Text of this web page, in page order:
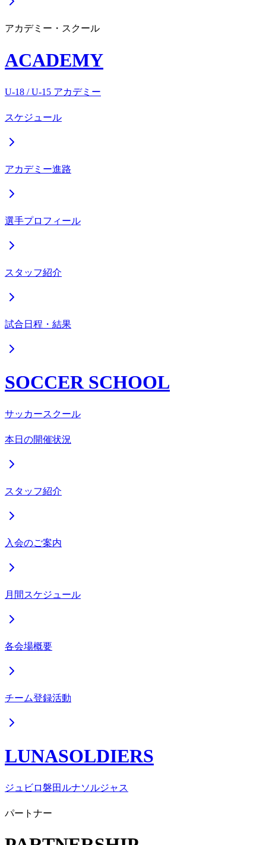
アカデミー・スクール
ACADEMY
U-18 / U-15 アカデミー
スケジュール
アカデミー進路
選手プロフィール
スタッフ紹介
試合日程・結果
SOCCER SCHOOL
サッカースクール
本日の開催状況
スタッフ紹介
入会のご案内
月間スケジュール
各会場概要
チーム登録活動
LUNASOLDIERS
ジュビロ磐田ルナソルジャス
パートナー